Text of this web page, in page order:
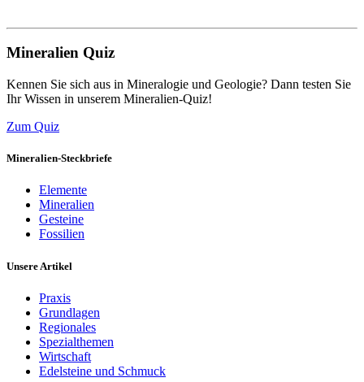
Mineralien Quiz
Kennen Sie sich aus in Mineralogie und Geologie? Dann testen Sie
Ihr Wissen in unserem Mineralien-Quiz!
Zum Quiz
Mineralien-Steckbriefe
Elemente
Mineralien
Gesteine
Fossilien
Unsere Artikel
Praxis
Grundlagen
Regionales
Spezialthemen
Wirtschaft
Edelsteine und Schmuck